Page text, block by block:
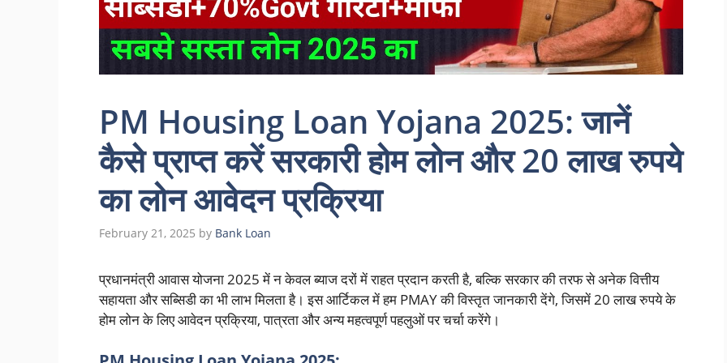
PM Housing Loan Yojana 2025: जानें
कैसे प्राप्त करें सरकारी होम लोन और 20 लाख रुपये
का लोन आवेदन प्रक्रिया
February 21, 2025 by Bank Loan
प्रधानमंत्री आवास योजना 2025 में न केवल ब्याज दरों में राहत प्रदान करती है, बल्कि सरकार की तरफ से अनेक वित्तीय
सहायता और सब्सिडी का भी लाभ मिलता है। इस आर्टिकल में हम PMAY की विस्तृत जानकारी देंगे, जिसमें 20 लाख रुपये के
होम लोन के लिए आवेदन प्रक्रिया, पात्रता और अन्य महत्वपूर्ण पहलुओं पर चर्चा करेंगे।